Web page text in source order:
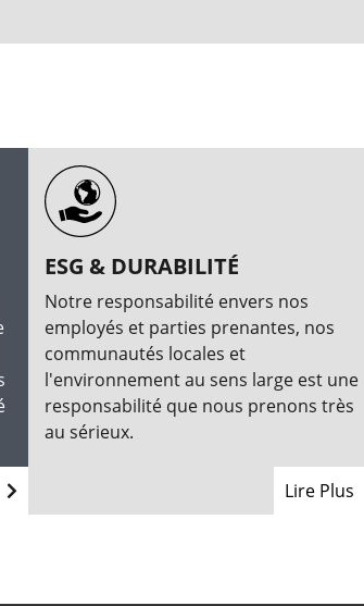
ESG & DURABILITÉ
Notre responsabilité envers nos
employés et parties prenantes, nos
communautés locales et
l'environnement au sens large est une
responsabilité que nous prenons très
au sérieux.
Lire Plus